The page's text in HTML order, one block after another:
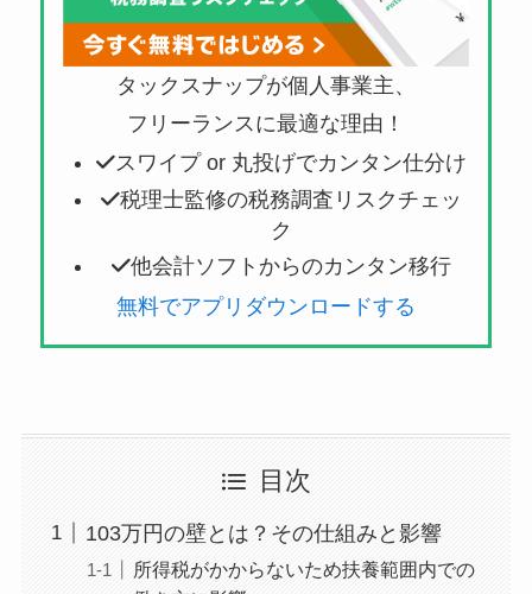
タックスナップが個人事業主、
フリーランスに最適な理由！
スワイプ or 丸投げでカンタン仕分け
税理士監修の税務調査リスクチェッ
ク
他会計ソフトからのカンタン移行
無料でアプリダウンロードする
目次
103万円の壁とは？その仕組みと影響
所得税がかからないため扶養範囲内での